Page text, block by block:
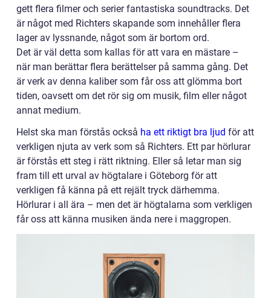
gett flera filmer och serier fantastiska soundtracks. Det
är något med Richters skapande som innehåller flera
lager av lyssnande, något som är bortom ord.
Det är väl detta som kallas för att vara en mästare –
när man berättar flera berättelser på samma gång. Det
är verk av denna kaliber som får oss att glömma bort
tiden, oavsett om det rör sig om musik, film eller något
annat medium.
Helst ska man förstås också ha ett riktigt bra ljud för att
verkligen njuta av verk som så Richters. Ett par hörlurar
är förstås ett steg i rätt riktning. Eller så letar man sig
fram till ett urval av högtalare i Göteborg för att
verkligen få känna på ett rejält tryck därhemma.
Hörlurar i all ära – men det är högtalarna som verkligen
får oss att känna musiken ända nere i maggropen.